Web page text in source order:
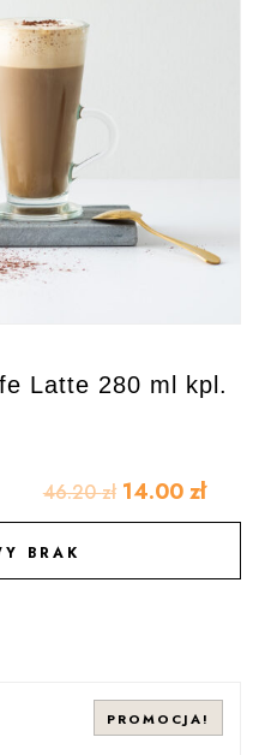
Latte 280 ml kpl.
46.20zł 14.00 zł
BRAK
PROMOCJA!